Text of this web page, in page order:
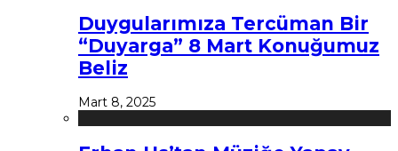
Duygularımıza Tercüman Bir
“Duyarga” 8 Mart Konuğumuz
Beliz
Mart 8, 2025